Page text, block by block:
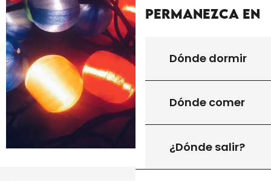
Permanezca en
Dónde dormir
Dónde comer
¿Dónde salir?